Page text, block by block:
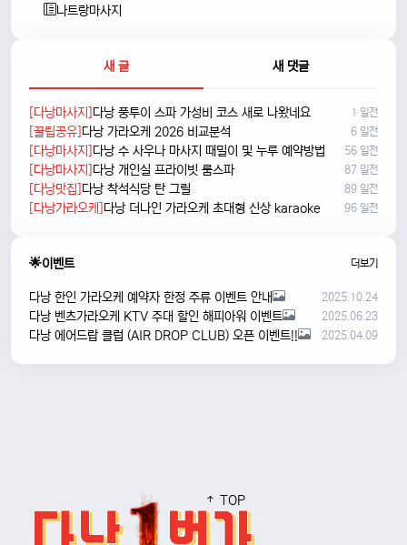
나트랑마사지
새 글 새 댓글
[다낭마사지]다낭 풍투이 스파 가성비 코스 새로 나왔네요 1 일전
[꿀팁공유]다낭 가라오케 2026 비교분석 6 일전
[다낭마사지]다낭 수 사우나 마사지 때밀이 및 누루 예약방법 56 일전
[다낭마사지]다낭 개인실 프라이빗 룸스파 87 일전
[다낭맛집]다낭 착석식당 탄 그릴 89 일전
[다낭가라오케]다낭 더나인 가라오케 초대형 신상 karaoke 96 일전
🌟이벤트 더보기
다낭 한인 가라오케 예약자 한정 주류 이벤트 안내 2025.10.24
다낭 벤츠가라오케 KTV 주대 할인 해피아워 이벤트 2025.06.23
다낭 에어드랍 클럽 (AIR DROP CLUB) 오픈 이벤트!! 2025.04.09
TOP